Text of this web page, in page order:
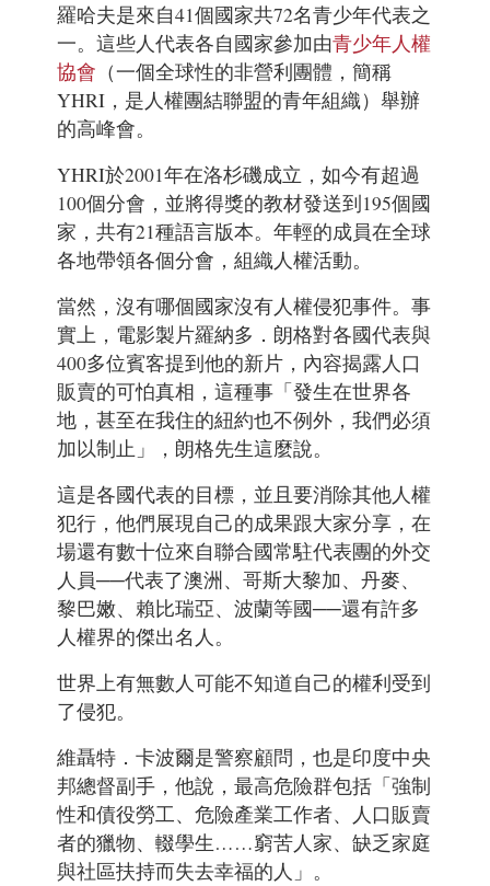
羅哈夫是來自41個國家共72名青少年代表之
一。這些人代表各自國家參加由青少年人權
協會 （一個全球性的非營利團體，簡稱
YHRI，是人權團結聯盟的青年組織）舉辦
的高峰會。
YHRI於2001年在洛杉磯成立，如今有超過
100個分會，並將得獎的教材發送到195個國
家，共有21種語言版本。年輕的成員在全球
各地帶領各個分會，組織人權活動。
當然，沒有哪個國家沒有人權侵犯事件。事
實上，電影製片羅納多．朗格對各國代表與
400多位賓客提到他的新片，內容揭露人口
販賣的可怕真相，這種事「發生在世界各
地，甚至在我住的紐約也不例外，我們必須
加以制止」，朗格先生這麼說。
這是各國代表的目標，並且要消除其他人權
犯行，他們展現自己的成果跟大家分享，在
場還有數十位來自聯合國常駐代表團的外交
人員──代表了澳洲、哥斯大黎加、丹麥、
黎巴嫩、賴比瑞亞、波蘭等國──還有許多
人權界的傑出名人。
世界上有無數人可能不知道自己的權利受到
了侵犯。
維聶特．卡波爾是警察顧問，也是印度中央
邦總督副手，他說，最高危險群包括「強制
性和債役勞工、危險產業工作者、人口販賣
者的獵物、輟學生……窮苦人家、缺乏家庭
與社區扶持而失去幸福的人」。